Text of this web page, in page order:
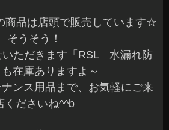
商品は店頭で販売しています☆
そうそう！
いただきます「RSL 水漏れ防
在庫ありますよ～
ンス用品まで、お気軽にご来
くださいね^^b